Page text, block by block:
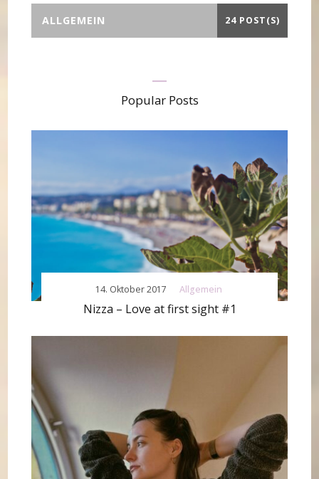
ALLGEMEIN 24 POST(S)
Popular Posts
Allgemein
Nizza – Love at first sight #1
14. Oktober 2017